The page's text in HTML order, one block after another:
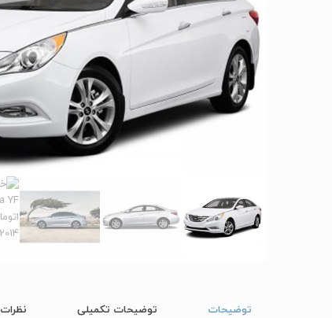
توضیحات توضیحات تکمیلی نظرات